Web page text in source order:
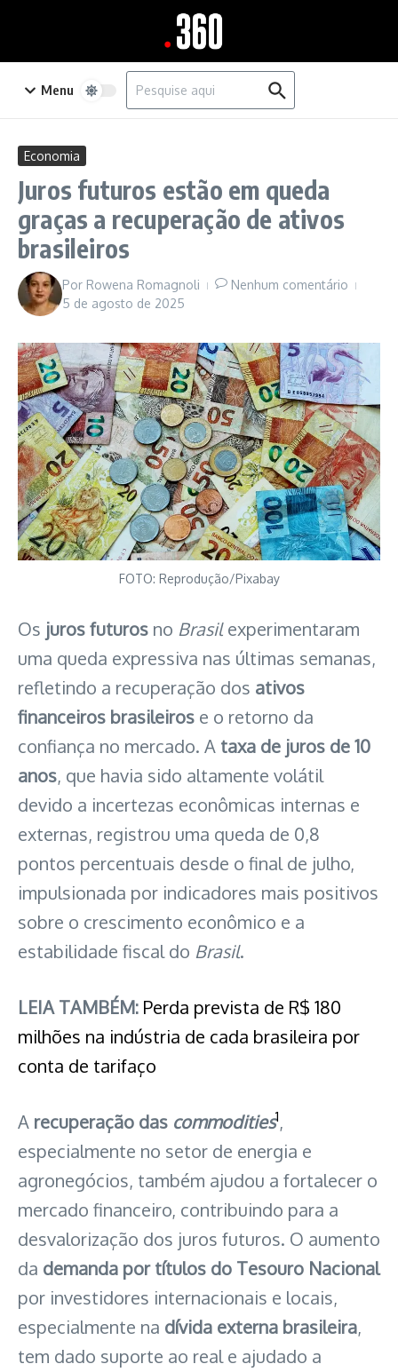
Menu
Procurar por:
Economia
Juros futuros estão em queda
graças a recuperação de ativos
brasileiros
Por Rowena Romagnoli
Nenhum comentário
5 de agosto de 2025
FOTO: Reprodução/Pixabay
Os juros futuros no Brasilexperimentaram
uma queda expressiva nas últimas semanas,
refletindo a recuperação dos ativos
financeiros brasileiros e o retorno da
confiança no mercado. A taxa de juros de 10
anos, que havia sido altamente volátil
devido a incertezas econômicas internas e
externas, registrou uma queda de 0,8
pontos percentuais desde o final de julho,
impulsionada por indicadores mais positivos
sobre o crescimento econômico e a
estabilidade fiscal do Brasil.
LEIA TAMBÉM: Perda prevista de R$ 180
milhões na indústria de cada brasileira por
conta de tarifaço
A recuperação das commodities1,
especialmente no setor de energia e
agronegócios, também ajudou a fortalecer o
mercado financeiro, contribuindo para a
desvalorização dos juros futuros. O aumento
da demanda por títulos do Tesouro Nacional
por investidores internacionais e locais,
especialmente na dívida externa brasileira,
tem dado suporte ao real e ajudado a